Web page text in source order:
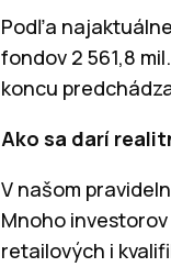
Podľa
fondov 2 561,8
koncu
Ako sa darí
V našom
Mnoho
retailových i